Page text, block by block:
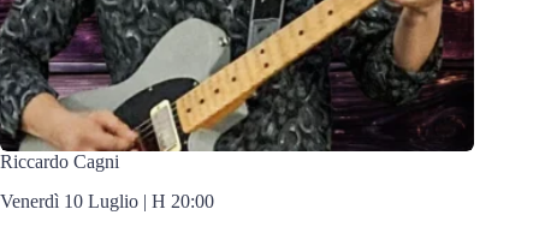
Riccardo Cagni
Venerdì 10 Luglio | H 20:00